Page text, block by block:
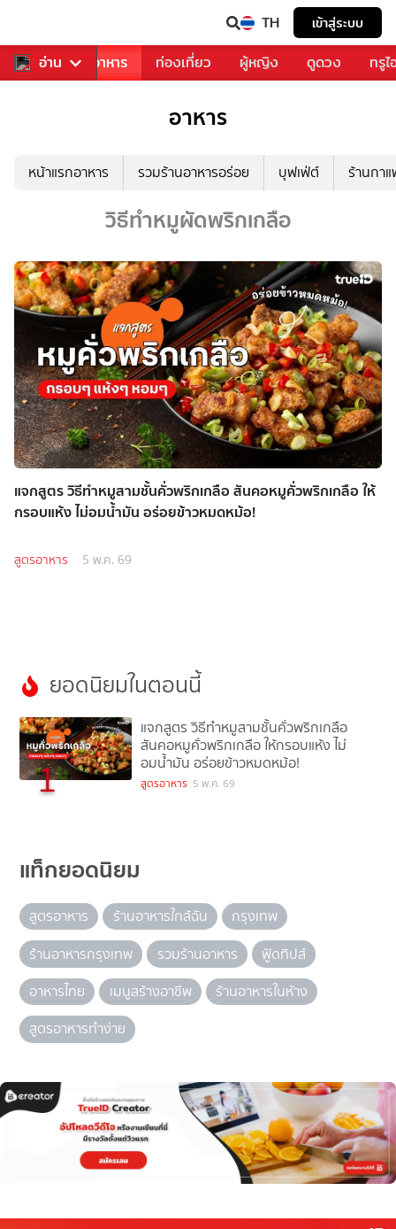
TH เข้าสู่ระบบ
อ่าน
การเพลง อาหาร ท่องเที่ยว ผู้หญิง ดูดวง ทรู
อาหาร
หน้าแรกอาหาร รวมร้านอาหารอร่อย บุฟเฟ่ต์ ร้านกา
วิธีทำหมูผัดพริกเกลือ
แจกสูตร วิธีทำหมูสามชั้นคั่วพริกเกลือ สันคอหมูคั่วพริกเกลือ ให้
กรอบแห้ง ไม่อมน้ำมัน อร่อยข้าวหมดหม้อ!
สูตรอาหาร 5 พ.ค. 69
ยอดนิยมในตอนนี้
1
แจกสูตร วิธีทำหมูสามชั้นคั่วพริกเกลือ
สันคอหมูคั่วพริกเกลือ ให้กรอบแห้ง ไม่
อมน้ำมัน อร่อยข้าวหมดหม้อ!
สูตรอาหาร 5 พ.ค. 69
แท็กยอดนิยม
สูตรอาหาร ร้านอาหารใกล้ฉัน
กรุงเทพ
ร้านอาหารกรุงเทพ
รวมร้านอาหาร
ฟู้ดทิปส์
อาหารไทย
เมนูสร้างอาชีพ
ร้านอาหารในห้าง
สูตรอาหารทำง่าย